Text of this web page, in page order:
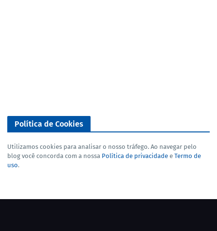
Política de Cookies
Utilizamos cookies para analisar o nosso tráfego. Ao navegar pelo
blog você concorda com a nossa Política de privacidade e Termo de
uso.